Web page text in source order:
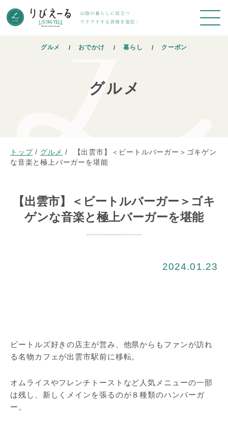
グルメ おでかけ 暮らし クーポン
グルメ
トップ / グルメ /
【出雲市】＜ビートルバーガー＞ゴキゲン
な音楽と極上バーガーを堪能
【出雲市】＜ビートルバーガー＞ゴキ
ゲンな音楽と極上バーガーを堪能
2024.01.23
ビートルズ好きの店主が営み、他県からもファンが訪れ
る名物カフェが出雲市駅前に移転。
オムライスやフレンチトーストなど人気メニューの一部
は残し、新しくメインを張るのが８種類のハンバーガ
ー。